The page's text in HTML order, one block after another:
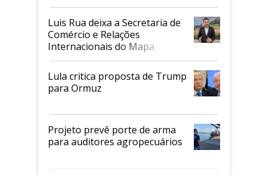
Luis Rua deixa a Secretaria de
Comércio e Relações
Internacionais do Mapa
Lula critica proposta de Trump
para Ormuz
Projeto prevê porte de arma
para auditores agropecuários